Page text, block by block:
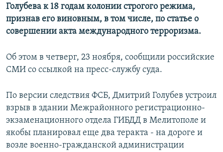
Голубева к 18 годам колонии строгого режима,
признав его виновным, в том числе, по статье о
совершении акта международного терроризма.
Об этом в четверг, 23 ноября, сообщили российские
СМИ со ссылкой на пресс-службу суда.
По версии следствия ФСБ, Дмитрий Голубев устроил
взрыв в здании Межрайонного регистрационно-
экзаменационного отдела ГИБДД в Мелитополе и
якобы планировал еще два теракта - на дороге и
возле военно-гражданской администрации